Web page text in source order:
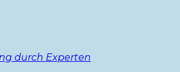
durch Experten